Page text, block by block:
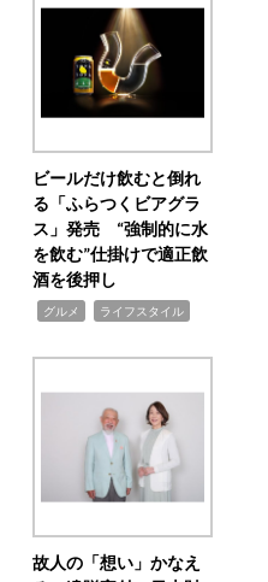
ビールだけ飲むと倒れ
る「ふらつくビアグラ
ス」発売 “強制的に水
を飲む”仕掛けで適正飲
酒を後押し
グルメ ライフスタイル
故人の「想い」かなえ